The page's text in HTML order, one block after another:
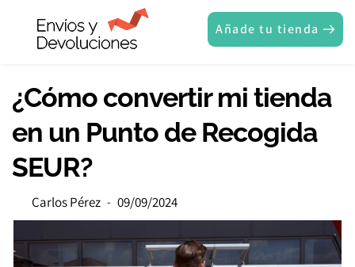
Añade tu tienda
¿Cómo convertir mi tienda
en un Punto de Recogida
SEUR?
Carlos Pérez - 09/09/2024